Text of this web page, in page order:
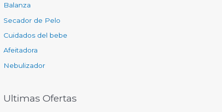
Balanza
Secador de Pelo
Cuidados del bebe
Afeitadora
Nebulizador
Ultimas Ofertas